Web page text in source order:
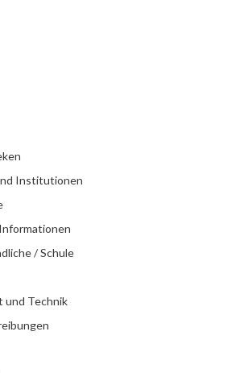
Institutionen
/ Schule
und Technik